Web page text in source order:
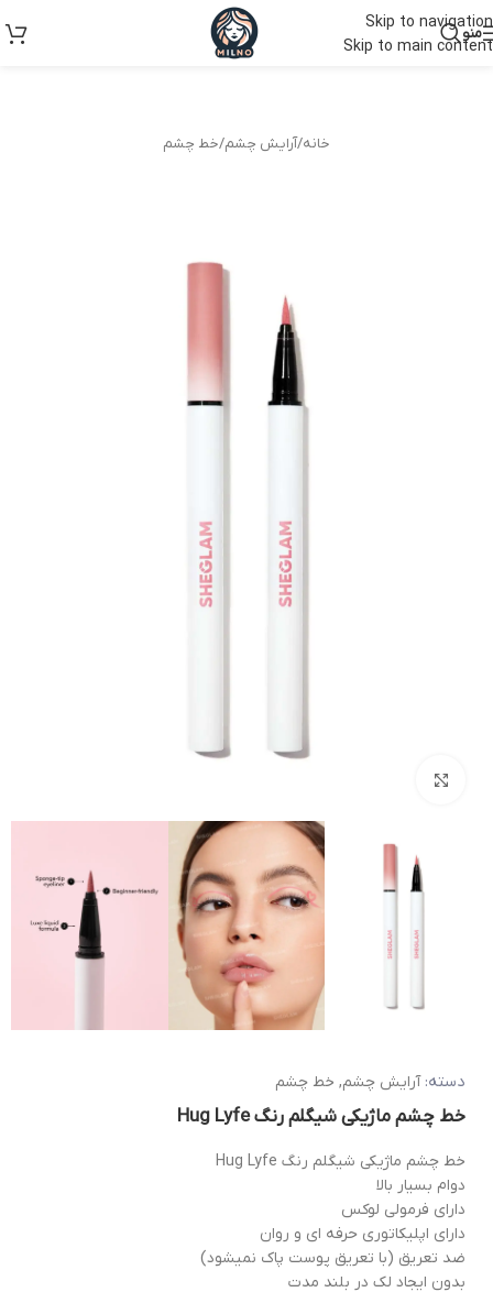
Skip to navigation
Skip to main content
منو
خانه/آرایش چشم/خط چشم
دسته: آرایش چشم, خط چشم
خط چشم ماژیکی شیگلم رنگ Hug Lyfe
خط چشم ماژیکی شیگلم رنگ Hug Lyfe
دوام بسیار بالا
دارای فرمولی لوکس
دارای اپلیکاتوری حرفه ای و روان
ضد تعریق (با تعریق پوست پاک نمیشود)
بدون ایجاد لک در بلند مدت